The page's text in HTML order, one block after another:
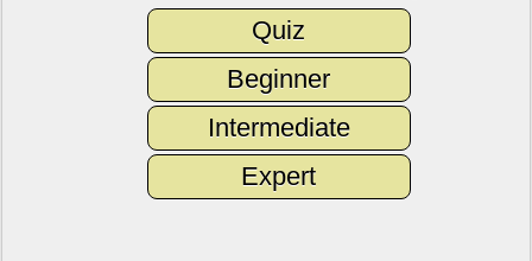
Quiz
Beginner
Intermediate
Expert